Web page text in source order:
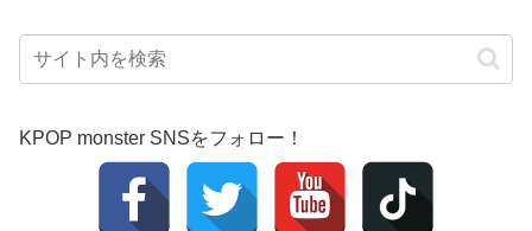
KPOP monster SNSをフォロー！